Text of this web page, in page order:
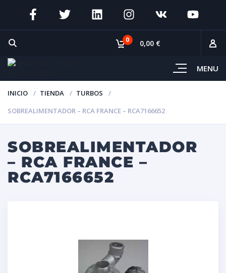
MENU
0 0,00 €
INICIO TIENDA
TURBOS
SOBREALIMENTADOR – RCA FRANCE – RCA7166652
SOBREALIMENTADOR
– RCA FRANCE –
RCA7166652